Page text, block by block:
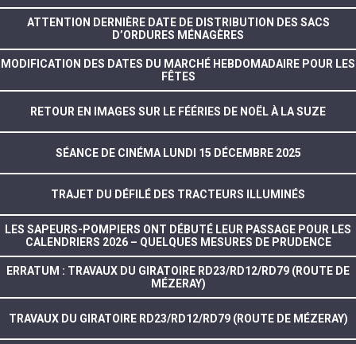
ATTENTION DERNIÈRE DATE DE DISTRIBUTION DES SACS
D’ORDURES MÉNAGÈRES
MODIFICATION DES DATES DU MARCHÉ HEBDOMADAIRE POUR LES
FÊTES
RETOUR EN IMAGES SUR LE FÉÉRIES DE NOËL À LA SUZE
SÉANCE DE CINÉMA LUNDI 15 DÉCEMBRE 2025
TRAJET DU DÉFILÉ DES TRACTEURS ILLUMINÉS
LES SAPEURS-POMPIERS ONT DÉBUTÉ LEUR PASSAGE POUR LES
CALENDRIERS 2026 – QUELQUES MESURES DE PRUDENCE
ERRATUM : TRAVAUX DU GIRATOIRE RD23/RD12/RD79 (ROUTE DE
MÉZERAY)
TRAVAUX DU GIRATOIRE RD23/RD12/RD79 (ROUTE DE MÉZERAY)